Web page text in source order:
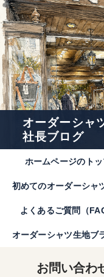
オーダーシ
社長ブログ
ホームページのト
よくあるご質問（
お問い合わ